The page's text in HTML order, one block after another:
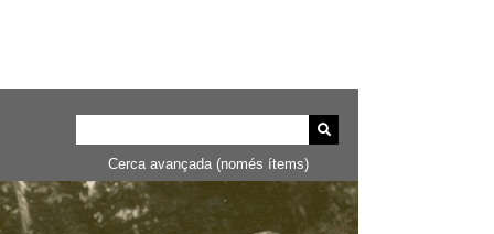
Cerca avançada (només ítems)